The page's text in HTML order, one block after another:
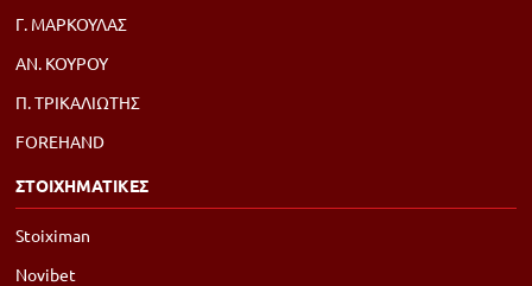
Γ. ΜΑΡΚΟΥΛΑΣ
ΑΝ. ΚΟΥΡΟΥ
Π. ΤΡΙΚΑΛΙΩΤΗΣ
FOREHAND
ΣΤΟΙΧΗΜΑΤΙΚΕΣ
Stoiximan
Novibet